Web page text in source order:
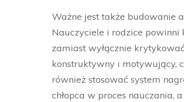
Ważne jest także budowanie
Nauczyciele i rodzice powinni
zamiast wyłącznie
konstruktywny i motywujący,
również stosować system
chłopca w proces nauczania,